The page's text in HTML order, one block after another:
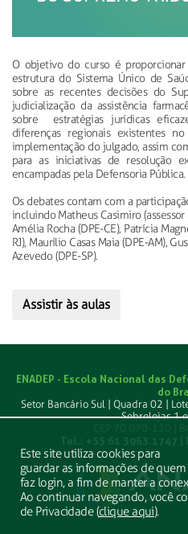
Este site utiliza cookies para
guardar as informações de quem
faz login, a fim de manter a
Ao continuar navegando, você
de Privacidade (clique aqui).
O objetivo do curso é
estrutura do Sistema Único de
sobre as recentes decisões do
judicialização da assistência
sobre estratégias jurídicas
diferenças regionais existentes
implementação do julgado, assim
para as iniciativas de resolução
encampadas pela Defensoria Pública.
Os debates contam com a
incluindo Matheus Casimiro
Amélia Rocha (DPE-CE), Patrícia
RJ), Maurílio Casas Maia (DPE-AM),
Azevedo (DPE-SP).
Assistir às aulas
ENADEP - Escola Nacional das
do
Setor Bancário Sul | Quadra 02 |
Sobrelojas 1
CEP 70.070-120 |
Tel.: +55 61 3963.1747 |